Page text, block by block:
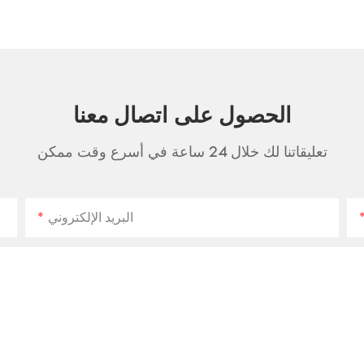
الحصول على اتصال معنا
تعليقاتنا لك خلال 24 ساعة في أسرع وقت ممكن
البريد الإلكتروني